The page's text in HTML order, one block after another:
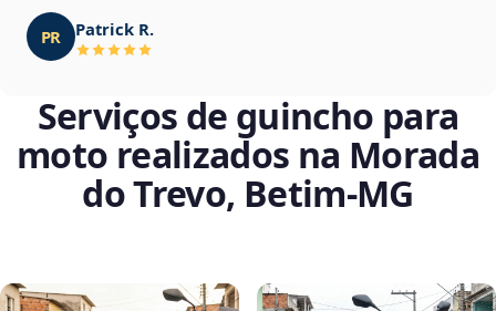
PR Patrick R.
Serviços de guincho para
moto realizados na Morada
do Trevo, Betim‑MG